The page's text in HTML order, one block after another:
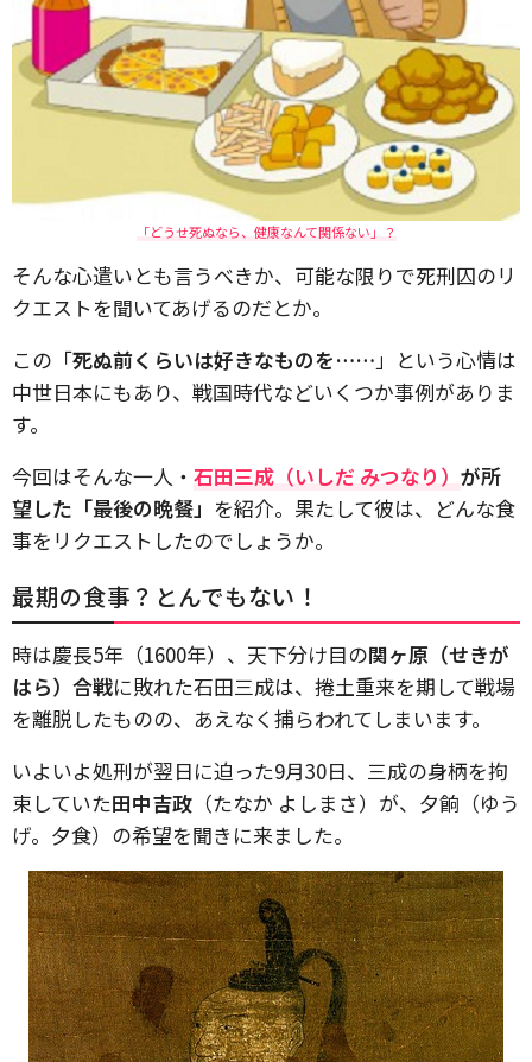
「どうせ死ぬなら、健康なんて関係ない」？
そんな心遣いとも言うべきか、可能な限りで死刑囚のリ
クエストを聞いてあげるのだとか。
この「死ぬ前くらいは好きなものを……」という心情は
中世日本にもあり、戦国時代などいくつか事例がありま
す。
今回はそんな一人・ 石田三成（いしだ みつなり） が所
望した「最後の晩餐」 を紹介。果たして彼は、どんな食
事をリクエストしたのでしょうか。
最期の食事？とんでもない！
時は慶長5年（1600年）、天下分け目の関ヶ原（せきが
はら）合戦に敗れた石田三成は、捲土重来を期して戦場
を離脱したものの、あえなく捕らわれてしまいます。
いよいよ処刑が翌日に迫った9月30日、三成の身柄を拘
束していた田中吉政 （たなか よしまさ）が、夕餉（ゆう
げ。夕食）の希望を聞きに来ました。